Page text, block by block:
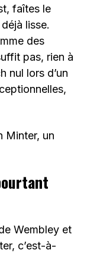
faîtes le
lisse.
des
pas, rien à
nul lors d’un
Minter, un
Wembley et
c’est-à-